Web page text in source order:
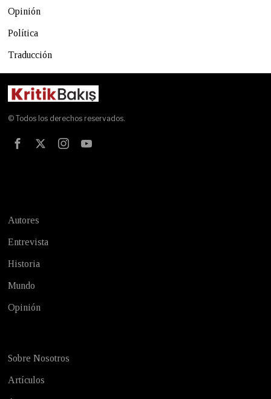
Opinión
Política
Traducción
© Todos los derechos reservados.
Autores
Entrevista
Historia
Mundo
Opinión
Sobre Nosotros
Artículos